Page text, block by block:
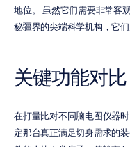
地位。 虽然它们需要非常客
秘疆界的尖端科学机构，它
关键功能对比
在打量比对不同脑电图仪器
定那台真正满足切身需求的